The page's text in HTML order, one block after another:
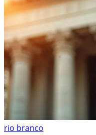
rio branco